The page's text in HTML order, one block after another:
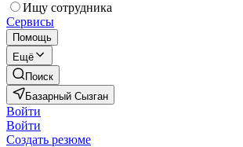
Ищу сотрудника
Сервисы
Помощь
Ещё
Поиск
Базарный Сызган
Войти
Войти
Создать резюме